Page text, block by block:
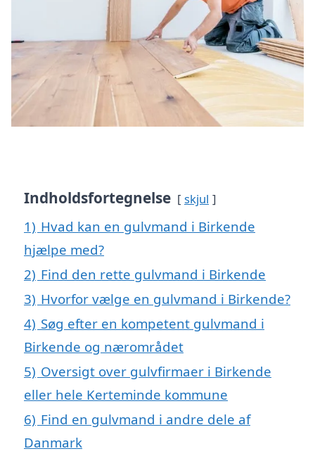
Indholdsfortegnelse skjul
1) Hvad kan en gulvmand i Birkende
hjælpe med?
2) Find den rette gulvmand i Birkende
3) Hvorfor vælge en gulvmand i Birkende?
4) Søg efter en kompetent gulvmand i
Birkende og nærområdet
5) Oversigt over gulvfirmaer i Birkende
eller hele Kerteminde kommune
6) Find en gulvmand i andre dele af
Danmark